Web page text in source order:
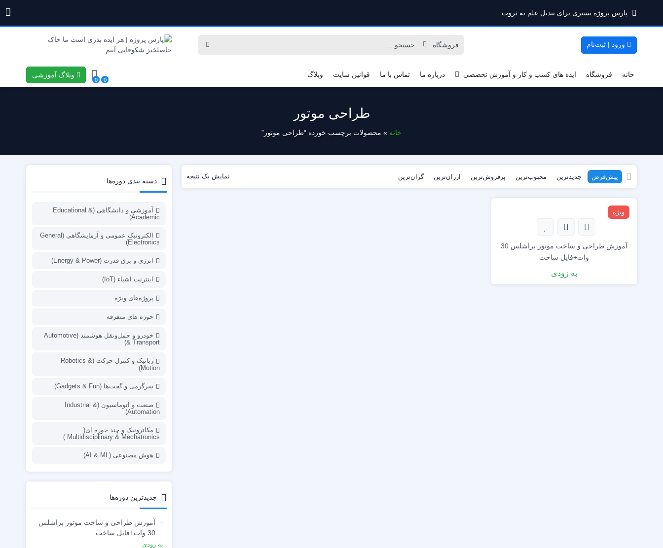
پارس پروژه بستری برای تبدیل علم به ثروت
ورود | ثبت‌نام
خانه فروشگاه ایده های کسب و کار و آموزش تخصصی درباره ما تماس با ما قوانین سایت وبلاگ
0
0
وبلاگ آموزشی
طراحی موتور
خانه » محصولات برچسب خورده “طراحی موتور”
پیش‌فرض جدیدترین محبوب‌ترین پرفروش‌ترین ارزان‌ترین گران‌ترین نمایش یک نتیجه
ویژه
آموزش طراحی و ساخت موتور براشلس 30
وات+فایل ساخت
به زودی
دسته‌ بندی دوره‌ها
آموزشی و دانشگاهی (Educational &
Academic)
الکترونیک عمومی و آزمایشگاهی (General
Electronics)
انرژی و برق قدرت (Energy & Power)
اینترنت اشیاء (IoT)
پروژه‌های ویژه
حوزه های متفرقه
خودرو و حمل‌ونقل هوشمند (Automotive
& Transport)
رباتیک و کنترل حرکت (Robotics &
Motion)
سرگرمی و گجت‌ها (Gadgets & Fun)
صنعت و اتوماسیون (Industrial &
Automation)
مکاترونیک و چند حوزه ای(
Multidisciplinary & Mechatronics )
هوش مصنوعی (AI & ML)
جدیدترین دوره‌ها
آموزش طراحی و ساخت موتور براشلس
30 وات+فایل ساخت
به زودی